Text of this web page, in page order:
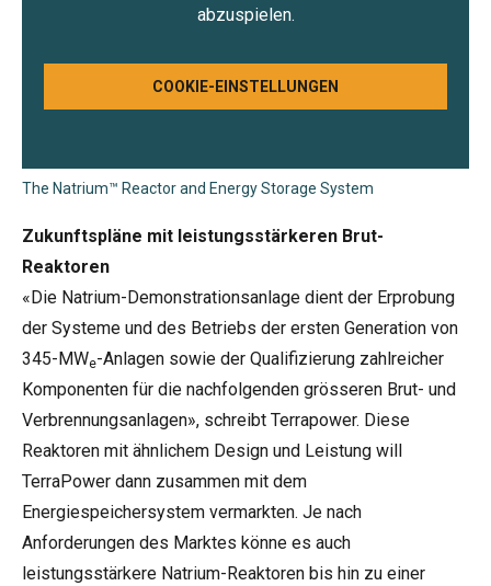
abzuspielen.
COOKIE-EINSTELLUNGEN
The Natrium™ Reactor and Energy Storage System
Zukunftspläne mit leistungsstärkeren Brut-
Reaktoren
«Die Natrium-Demonstrationsanlage dient der Erprobung
der Systeme und des Betriebs der ersten Generation von
345-MWe-Anlagen sowie der Qualifizierung zahlreicher
Komponenten für die nachfolgenden grösseren Brut- und
Verbrennungsanlagen», schreibt Terrapower. Diese
Reaktoren mit ähnlichem Design und Leistung will
TerraPower dann zusammen mit dem
Energiespeichersystem vermarkten. Je nach
Anforderungen des Marktes könne es auch
leistungsstärkere Natrium-Reaktoren bis hin zu einer